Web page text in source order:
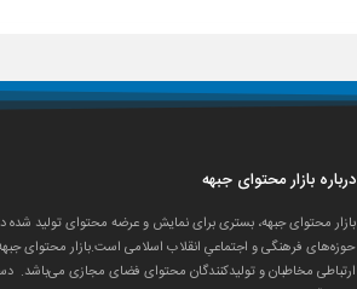
درباره بازار محتوای جبهه
بازار محتوای جبهه، بستری برای نمایش و عرضه محتوای تولید شده
حوزه‌های فرهنگی و اجتماعیِ انقلاب اسلامی است.بازار محتوای
ارتباطی مخاطبان و تولید‌کنندگان محتوای فضای مجازی می‌باشد.